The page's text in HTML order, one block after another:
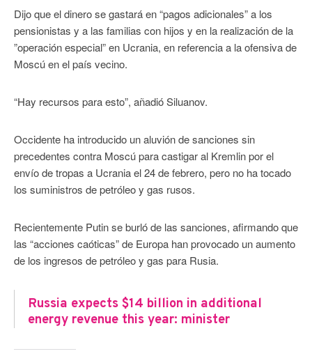
Dijo que el dinero se gastará en “pagos adicionales” a los
pensionistas y a las familias con hijos y en la realización de la
”operación especial” en Ucrania, en referencia a la ofensiva de
Moscú en el país vecino.
“Hay recursos para esto”, añadió Siluanov.
Occidente ha introducido un aluvión de sanciones sin
precedentes contra Moscú para castigar al Kremlin por el
envío de tropas a Ucrania el 24 de febrero, pero no ha tocado
los suministros de petróleo y gas rusos.
Recientemente Putin se burló de las sanciones, afirmando que
las “acciones caóticas” de Europa han provocado un aumento
de los ingresos de petróleo y gas para Rusia.
Russia expects $14 billion in additional
energy revenue this year: minister